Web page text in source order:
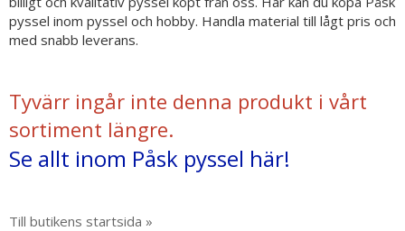
pyssel inom pyssel och hobby. Handla material till lågt pris och
med snabb leverans.
Tyvärr ingår inte denna produkt i vårt
sortiment längre.
Se allt inom Påsk pyssel här!
Till butikens startsida »